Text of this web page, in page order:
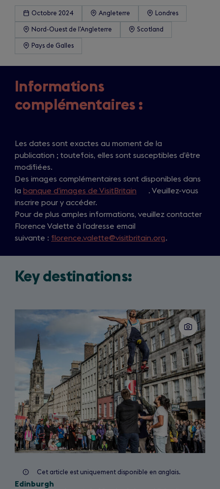
Octobre 2024 Angleterre Londres
Nord-Ouest de l'Angleterre Scotland
Pays de Galles
Informations
complémentaires :
Les dates sont exactes au moment de la
publication ; toutefois, elles sont susceptibles d’être
modifiées.
Des images complémentaires sont disponibles dans
la banque d’images de VisitBritain
p
n
e
w
t
a
b
)
. Veuillez-vous
inscrire pour y accéder.
Pour de plus amples informations, veuillez contacter
Florence Valette à l’adresse email
suivante : florence.valette@visitbritain.org.
Key destinations:
Cet article est uniquement disponible en anglais.
Edinburgh